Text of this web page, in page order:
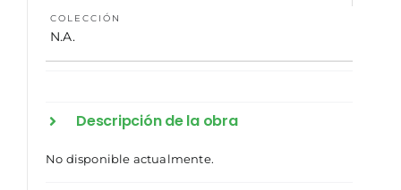
COLECCIÓN
N.A.
Descripción de la obra
No disponible actualmente.